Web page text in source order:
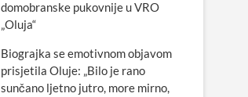
domobranske pukovnije u VRO
„Oluja“
Biograjka se emotivnom objavom
prisjetila Oluje: „Bilo je rano
sunčano ljetno jutro, more mirno,